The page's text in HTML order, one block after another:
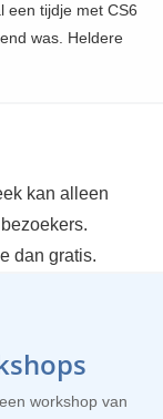
een tijdje met CS6
was. Heldere
kan alleen
dan gratis.
workshop van